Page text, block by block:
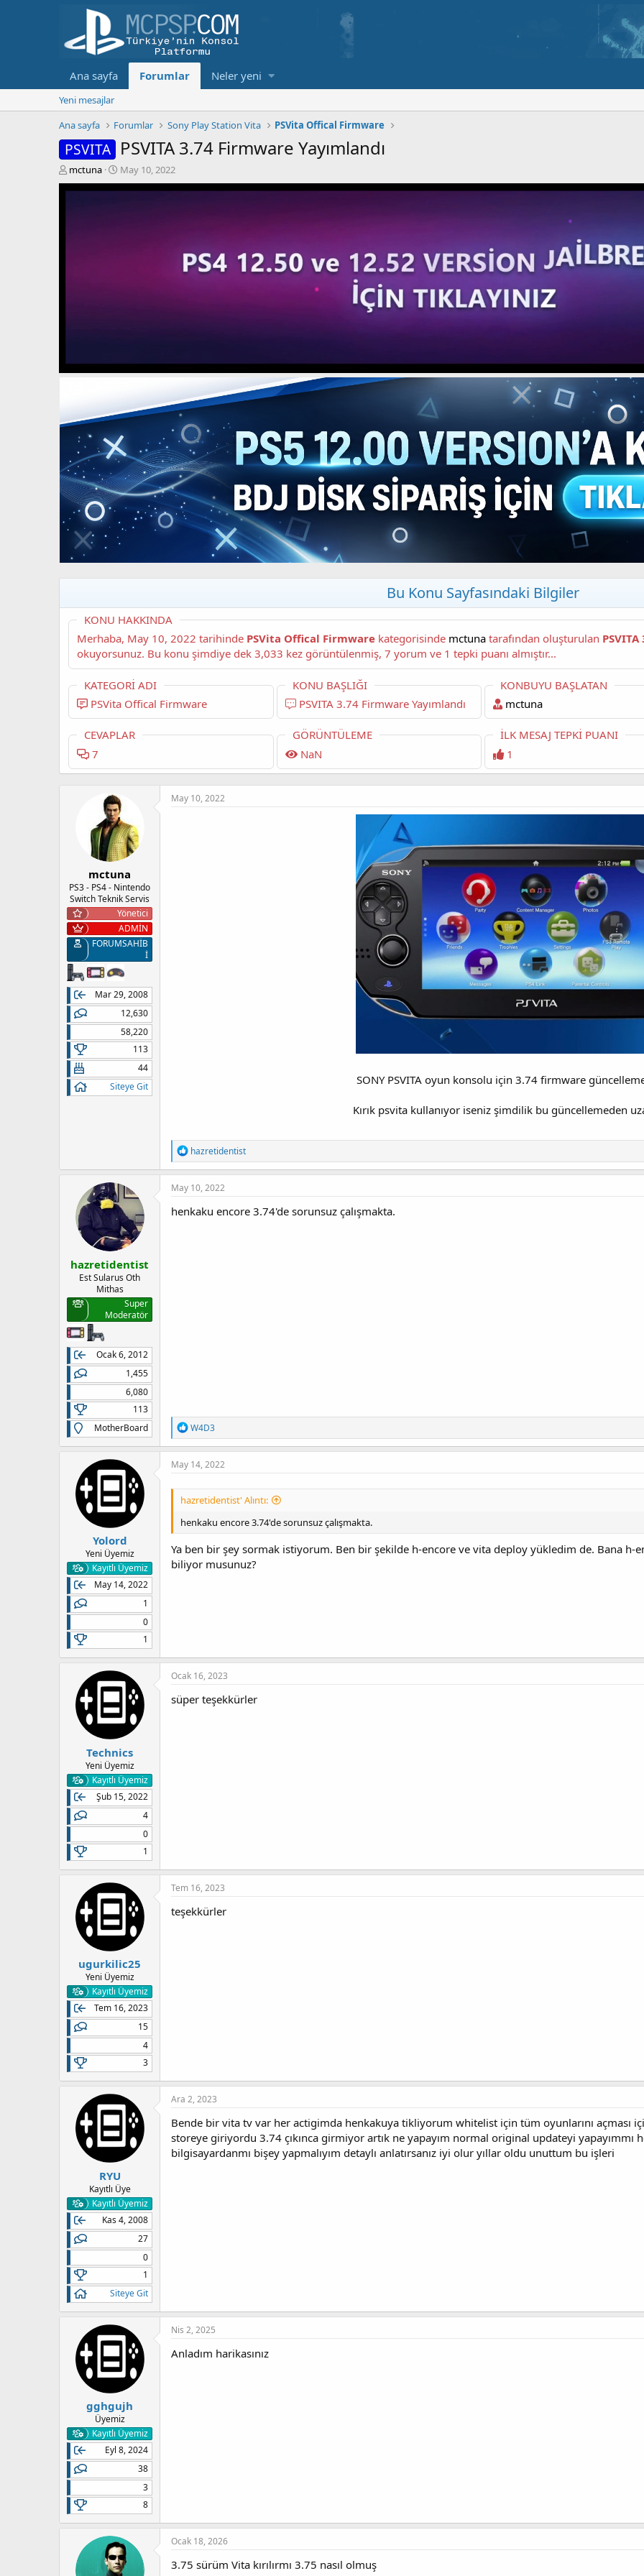
Ana sayfa Forumlar Neler yeni
Yeni mesajlar
Ana sayfa
Forumlar Sony Play Station Vita PSVita Offical Firmware
PSVITA PSVITA 3.74 Firmware Yayımlandı
K
o
n
mctuna
B
a
ş
May 10, 2022
Bu Konu Sayfasındaki Bilgiler
KONU HAKKINDA
Merhaba, May 10, 2022 tarihinde PSVita Offical Firmware kategorisinde mctuna tarafından oluşturulan
okuyorsunuz. Bu konu şimdiye dek 3,033 kez görüntülenmiş, 7 yorum ve 1 tepki puanı almıştır...
KATEGORI ADI
PSVita Offical Firmware
KONU BAŞLIĞI
PSVITA 3.74 Firmware Yayımlandı
KONBUYU BAŞLATAN
mctuna
CEVAPLAR
7
GÖRÜNTÜLEME
NaN
İLK MESAJ TEPKI PUANI
1
mctuna
PS3 - PS4 - Nintendo
Switch Teknik Servis
Yönetici
ADMİN
FORUMSAHİB
İ
Mar 29, 2008
12,630
58,220
113
44
Siteye Git
May 10, 2022
SONY PSVITA oyun konsolu için 3.74 firmware
Kırık psvita kullanıyor iseniz şimdilik bu güncellemeden
T
e
p
k
l
e
hazretidentist
hazretidentist
Est Sularus Oth
Mithas
Super
Moderatör
Ocak 6, 2012
1,455
6,080
113
MotherBoard
May 10, 2022
henkaku encore 3.74'de sorunsuz çalışmakta.
T
e
p
k
r
:
W4D3
Yolord
Yeni Üyemiz
Kayıtlı Üyemiz
May 14, 2022
1
0
1
May 14, 2022
hazretidentist' Alıntı:
henkaku encore 3.74'de sorunsuz çalışmakta.
Ya ben bir şey sormak istiyorum. Ben bir şekilde h-encore ve vita deploy yükledim de. Bana h-
biliyor musunuz?
Technics
Yeni Üyemiz
Kayıtlı Üyemiz
Şub 15, 2022
4
0
1
Ocak 16, 2023
süper teşekkürler
ugurkilic25
Yeni Üyemiz
Kayıtlı Üyemiz
Tem 16, 2023
15
4
3
Tem 16, 2023
teşekkürler
RYU
Kayıtlı Üye
Kayıtlı Üyemiz
Kas 4, 2008
27
0
1
Siteye Git
Ara 2, 2023
Bende bir vita tv var her actigimda henkakuya tikliyorum whitelist için tüm oyunlarını açması
storeye giriyordu 3.74 çıkınca girmiyor artık ne yapayım normal original updateyi
bilgisayardanmı bişey yapmalıyım detaylı anlatırsanız iyi olur yıllar oldu unuttum bu işleri
gghgujh
Üyemiz
Kayıtlı Üyemiz
Eyl 8, 2024
38
3
8
Nis 2, 2025
Anladım harikasınız
Ocak 18, 2026
3.75 sürüm Vita kırılırmı 3.75 nasıl olmuş